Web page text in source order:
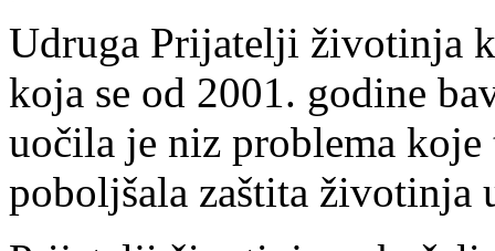
Udruga Prijatelji životinja
koja se od 2001. godine
uočila je niz problema
poboljšala zaštita životinja